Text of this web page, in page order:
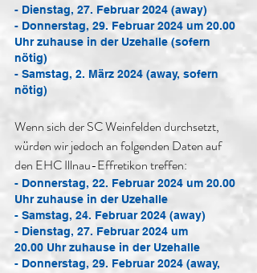
- Dienstag, 27. Februar 2024 (away)
- Donnerstag, 29. Februar 2024 um 20.00
Uhr zuhause in der Uzehalle (sofern
nötig)
- Samstag, 2. März 2024 (away, sofern
nötig)
Wenn sich der SC Weinfelden durchsetzt,
würden wir jedoch an folgenden Daten auf
den EHC Illnau-Effretikon treffen:
- Donnerstag, 22. Februar 2024 um 20.00
Uhr zuhause in der Uzehalle
- Samstag, 24. Februar 2024 (away)
- Dienstag, 27. Februar 2024 um
20.00 Uhr zuhause in der Uzehalle
- Donnerstag, 29. Februar 2024 (away,